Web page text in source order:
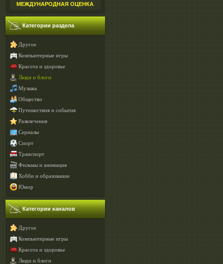
МЕЖДУНАРОДНАЯ ОЦЕНКА
Категории раздела
Другое
Компьютерные игры
Красота и здоровье
Люди и блоги
Музыка
Общество
Путешествия и события
Развлечения
Сериалы
Спорт
Транспорт
Фильмы и анимация
Хобби и образование
Юмор
Категории каналов
Другое
Компьютерные игры
Красота и здоровье
Люди и блоги